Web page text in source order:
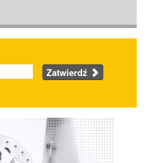
Zatwierdź